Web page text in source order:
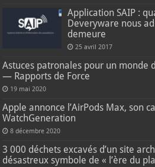
Application SAIP :
Deveryware nous
demeure
25 avril 2017
Astuces patronales pour un monde
— Rapports de Force
19 mai 2020
Apple annonce l’AirPods Max, son
WatchGeneration
8 décembre 2020
3 000 déchets excavés d’un site
désastreux symbole de « l’ère du